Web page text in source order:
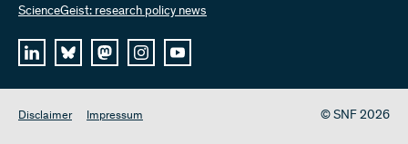
ScienceGeist: research policy news
Disclaimer Impressum © SNF 2026